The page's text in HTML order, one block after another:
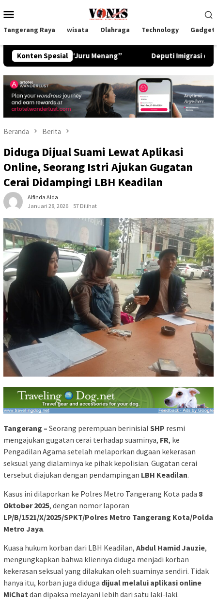
ke
Mobile
Tangerang Raya wisata Olahraga Technology
Konten Spesial
“Juru Menang” Deputi Imigrasi dan
Beranda Berita
Diduga Dijual Suami Lewat Aplikasi
Online, Seorang Istri Ajukan Gugatan
Cerai Didampingi LBH Keadilan
Alfinda Alda
Januari 28, 2026
57 Dilihat
Tangerang – Seorang perempuan berinisial SHP resmi
mengajukan gugatan cerai terhadap suaminya, FR, ke
Pengadilan Agama setelah melaporkan dugaan kekerasan
seksual yang dialaminya ke pihak kepolisian. Gugatan cerai
tersebut diajukan dengan pendampingan LBH Keadilan.
Kasus ini dilaporkan ke Polres Metro Tangerang Kota pada 8
Oktober 2025, dengan nomor laporan
LP/B/1521/X/2025/SPKT/Polres Metro Tangerang Kota/Polda
Metro Jaya.
Kuasa hukum korban dari LBH Keadilan, Abdul Hamid Jauzie,
mengungkapkan bahwa kliennya diduga menjadi korban
kekerasan seksual yang dilakukan oleh suaminya sendiri. Tidak
hanya itu, korban juga diduga dijual melalui aplikasi online
MiChatdan dipaksa melayani lebih dari satu laki-laki.